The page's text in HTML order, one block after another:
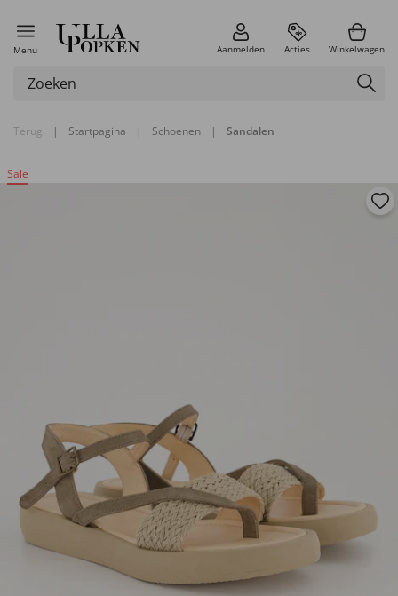
Menu Aanmelden Acties Winkelwagen
Terug | Startpagina | Schoenen | Sandalen
Sale